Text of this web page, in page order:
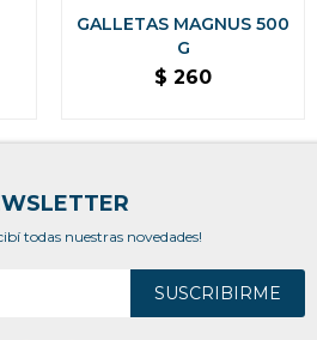
GALLETAS MAGNUS 500
G
$ 260
todas nuestras novedades!
SUSCRIBIRME